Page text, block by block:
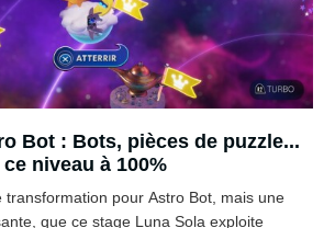
Bot : Bots, pièces de puzzle...
niveau à 100%
transformation pour Astro Bot, mais une
que ce stage Luna Sola exploite